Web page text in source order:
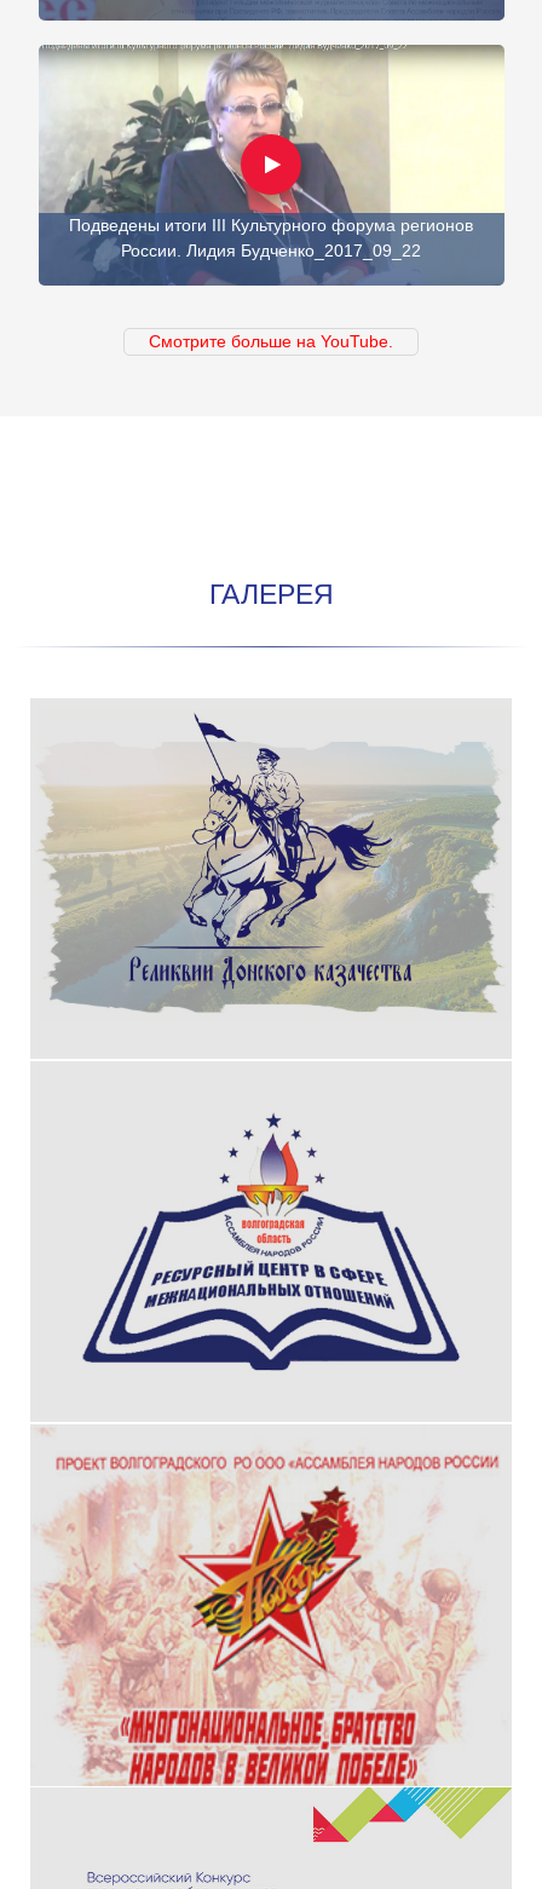
Подведены итоги III Культурного форума регионов
России. Лидия Будченко_2017_09_22
Смотрите больше на YouTube.
ГАЛЕРЕЯ